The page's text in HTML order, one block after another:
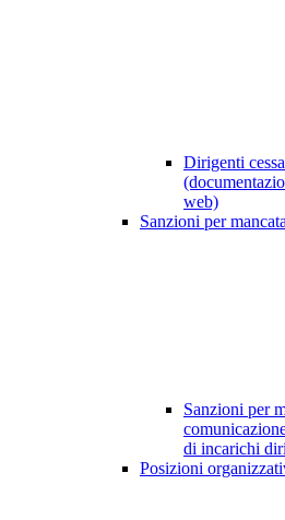
Dirigenti
web)
Sanzioni per
Sanzioni per
di incarichi
Posizioni